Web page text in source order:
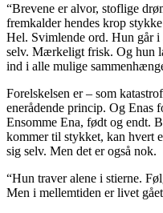
“Brevene er alvor, stoflige
fremkalder hendes krop
Hel. Svimlende ord. Hun går
selv. Mærkeligt frisk. Og hun
ind i alle mulige
Forelskelsen er – som
enerådende princip. Og Enas
Ensomme Ena, født og endt.
kommer til stykket, kan hvert
sig selv. Men det er også nok.
“Hun traver alene i stierne.
Men i mellemtiden er livet